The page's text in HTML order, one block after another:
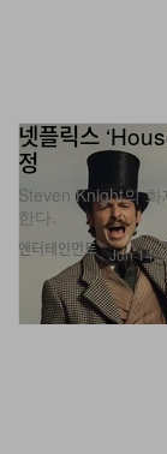
엔터테인먼트
넷플릭스
정
Steven Knight의
한다.
Jun 14,